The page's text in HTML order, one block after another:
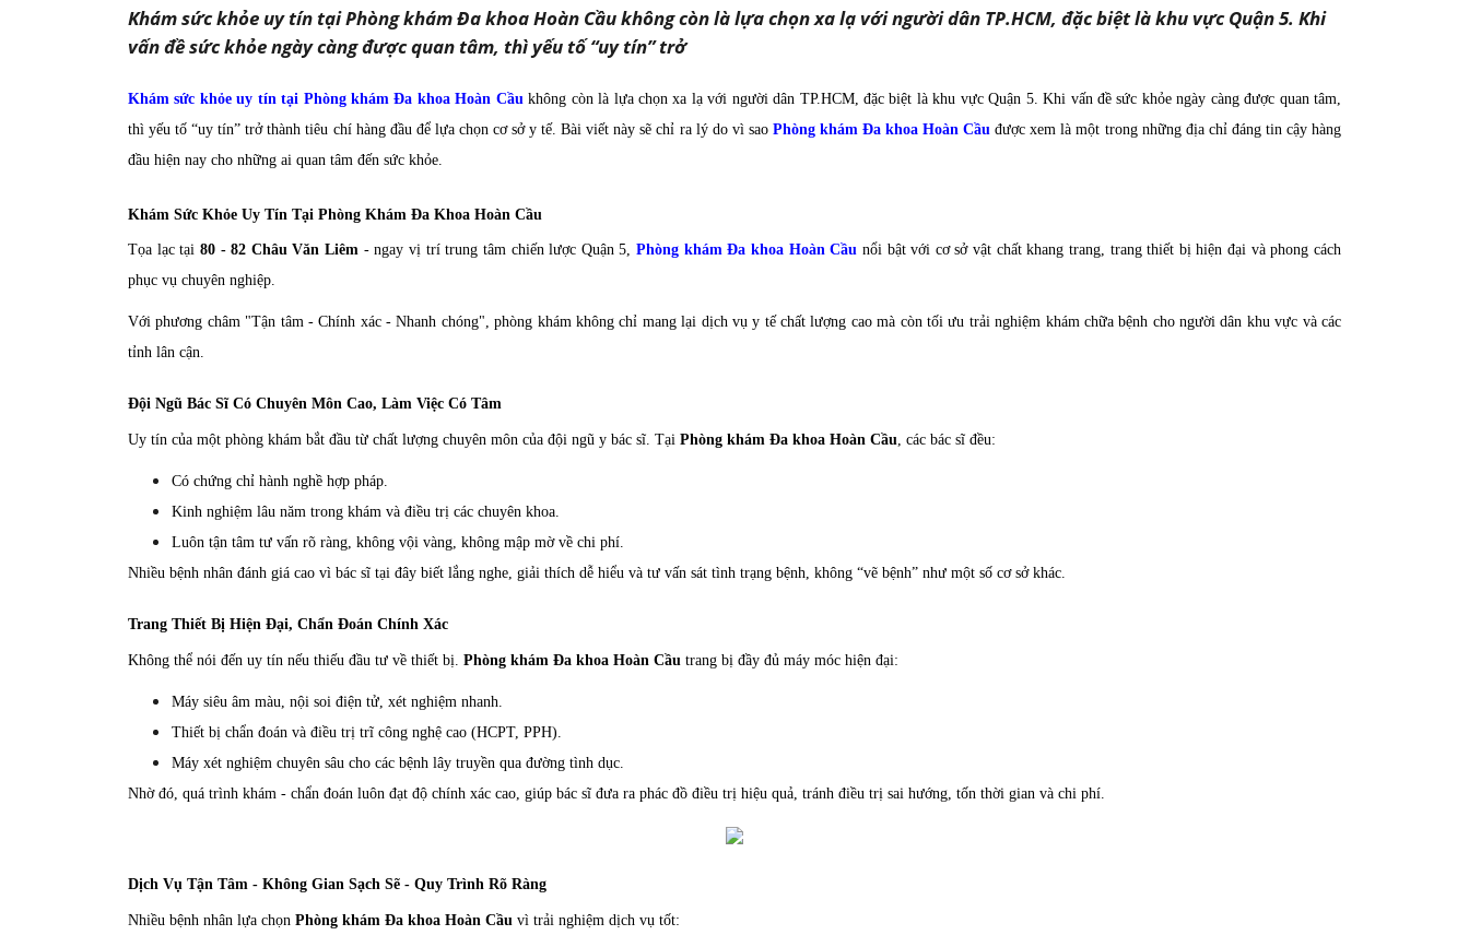
Khám sức khỏe uy tín tại Phòng khám Đa khoa Hoàn Cầu không còn là lựa chọn xa lạ với người dân TP.HCM, đặc biệt là khu vực Quận 5. Khi
vấn đề sức khỏe ngày càng được quan tâm, thì yếu tố “uy tín” trở
Khám sức khỏe uy tín tại Phòng khám Đa khoa Hoàn Cầukhông còn là lựa chọn xa lạ với người dân TP.HCM, đặc biệt là khu vực Quận 5. Khi vấn đề sức khỏe ngày càng được quan tâm,
thì yếu tố “uy tín” trở thành tiêu chí hàng đầu để lựa chọn cơ sở y tế. Bài viết này sẽ chỉ ra lý do vì sao Phòng khám Đa khoa Hoàn Cầu được xem là một trong những địa chỉ đáng tin cậy hàng
đầu hiện nay cho những ai quan tâm đến sức khỏe.
Khám Sức Khỏe Uy Tín Tại Phòng Khám Đa Khoa Hoàn Cầu
Tọa lạc tại 80 - 82 Châu Văn Liêm - ngay vị trí trung tâm chiến lược Quận 5,Phòng khám Đa khoa Hoàn Cầu nổi bật với cơ sở vật chất khang trang, trang thiết bị hiện đại và phong cách
phục vụ chuyên nghiệp.
Với phương châm "Tận tâm - Chính xác - Nhanh chóng", phòng khám không chỉ mang lại dịch vụ y tế chất lượng cao mà còn tối ưu trải nghiệm khám chữa bệnh cho người dân khu vực và các
tỉnh lân cận.
Đội Ngũ Bác Sĩ Có Chuyên Môn Cao, Làm Việc Có Tâm
Uy tín của một phòng khám bắt đầu từ chất lượng chuyên môn của đội ngũ y bác sĩ. Tại Phòng khám Đa khoa Hoàn Cầu, các bác sĩ đều:
Có chứng chỉ hành nghề hợp pháp.
Kinh nghiệm lâu năm trong khám và điều trị các chuyên khoa.
Luôn tận tâm tư vấn rõ ràng, không vội vàng, không mập mờ về chi phí.
Nhiều bệnh nhân đánh giá cao vì bác sĩ tại đây biết lắng nghe, giải thích dễ hiểu và tư vấn sát tình trạng bệnh, không “vẽ bệnh” như một số cơ sở khác.
Trang Thiết Bị Hiện Đại, Chẩn Đoán Chính Xác
Không thể nói đến uy tín nếu thiếu đầu tư về thiết bị. Phòng khám Đa khoa Hoàn Cầu trang bị đầy đủ máy móc hiện đại:
Máy siêu âm màu, nội soi điện tử, xét nghiệm nhanh.
Thiết bị chẩn đoán và điều trị trĩ công nghệ cao (HCPT, PPH).
Máy xét nghiệm chuyên sâu cho các bệnh lây truyền qua đường tình dục.
Nhờ đó, quá trình khám - chẩn đoán luôn đạt độ chính xác cao, giúp bác sĩ đưa ra phác đồ điều trị hiệu quả, tránh điều trị sai hướng, tốn thời gian và chi phí.
Dịch Vụ Tận Tâm - Không Gian Sạch Sẽ - Quy Trình Rõ Ràng
Nhiều bệnh nhân lựa chọn Phòng khám Đa khoa Hoàn Cầu vì trải nghiệm dịch vụ tốt: